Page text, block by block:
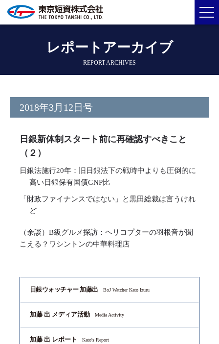
レポートアーカイブ
REPORT ARCHIVES
2018年3月12日号
日銀新体制スタート前に再確認すべきこと
（２）
日銀法施行20年：旧日銀法下の戦時中よりも圧倒的に
高い日銀保有国債GNP比
「財政ファイナンスではない」と黒田総裁は言うけれ
ど
（余談）B級グルメ探訪：ヘリコプターの羽根音が聞
こえる？ワシントンの中華料理店
日銀ウォッチャー 加藤出 BoJ Watcher Kato Izuru
加藤 出 メディア活動 Media Activity
加藤 出 レポート Kato's Report